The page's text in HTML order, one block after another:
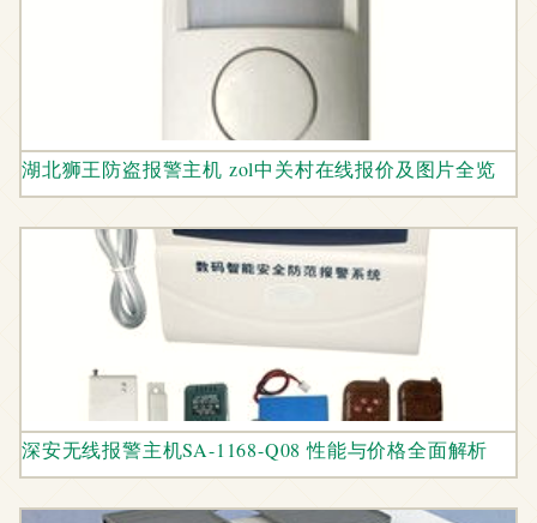
湖北狮王防盗报警主机 zol中关村在线报价及图片全览
深安无线报警主机SA-1168-Q08 性能与价格全面解析